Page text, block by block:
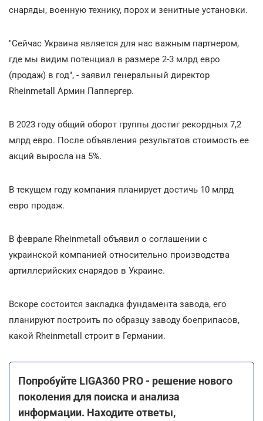
снаряды, военную технику, порох и зенитные установки.
"Сейчас Украина является для нас важным партнером,
где мы видим потенциал в размере 2-3 млрд евро
(продаж) в год", - заявил генеральный директор
Rheinmetall Армин Паппергер.
В 2023 году общий оборот группы достиг рекордных 7,2
млрд евро. После объявления результатов стоимость ее
акций выросла на 5%.
В текущем году компания планирует достичь 10 млрд
евро продаж.
В феврале Rheinmetall объявил о соглашении с
украинской компанией относительно производства
артиллерийских снарядов в Украине.
Вскоре состоится закладка фундамента завода, его
планируют построить по образцу заводу боеприпасов,
какой Rheinmetall строит в Германии.
Попробуйте LIGA360 PRO - решение нового
поколения для поиска и анализа
информации. Находите ответы,